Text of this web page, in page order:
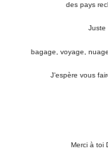
des pays
Juste
bagage, voyage,
J’espère vous
Merci à toi